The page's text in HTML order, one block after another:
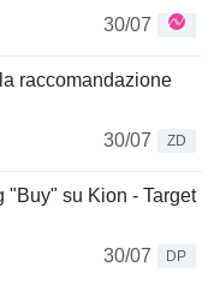
30/07
raccomandazione
30/07
ZD
"Buy" su Kion - Target
30/07
DP